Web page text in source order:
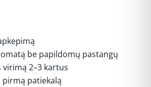
be papildomų pastangų
2–3 kartus
patiekalą